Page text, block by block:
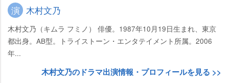
演 木村文乃
木村文乃（キムラ フミノ） 俳優。1987年10月19日生まれ、東京
都出身。AB型。トライストーン・エンタテイメント所属。2006
年...
木村文乃のドラマ出演情報・プロフィールを見る >>